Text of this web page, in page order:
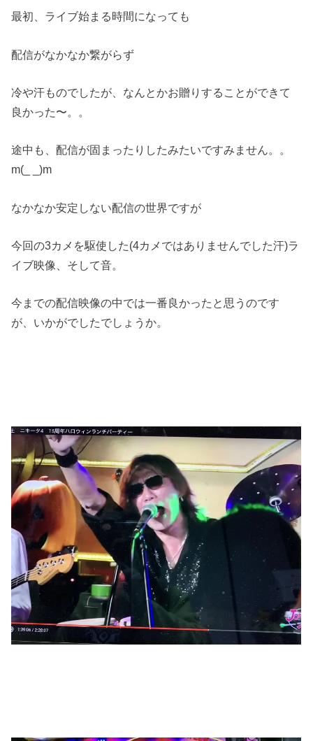
最初、ライブ始まる時間になっても
配信がなかなか繋がらず
冷や汗ものでしたが、なんとかお贈りすることができて
良かった〜。。
途中も、配信が固まったりしたみたいですみません。。
m(_ _)m
なかなか安定しない配信の世界ですが
今回の3カメを駆使した(4カメではありませんでした汗)ラ
イブ映像、そして音。
今までの配信映像の中では一番良かったと思うのです
が、いかがでしたでしょうか。